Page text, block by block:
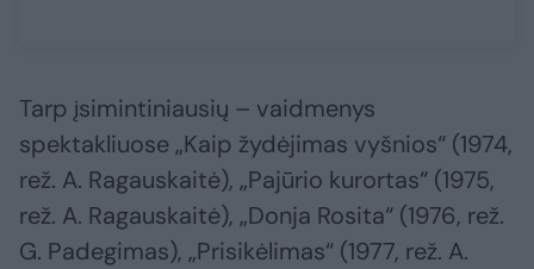
Tarp įsimintiniausių – vaidmenys
spektakliuose „Kaip žydėjimas vyšnios“ (1974,
rež. A. Ragauskaitė), „Pajūrio kurortas“ (1975,
rež. A. Ragauskaitė), „Donja Rosita“ (1976, rež.
G. Padegimas), „Prisikėlimas“ (1977, rež. A.